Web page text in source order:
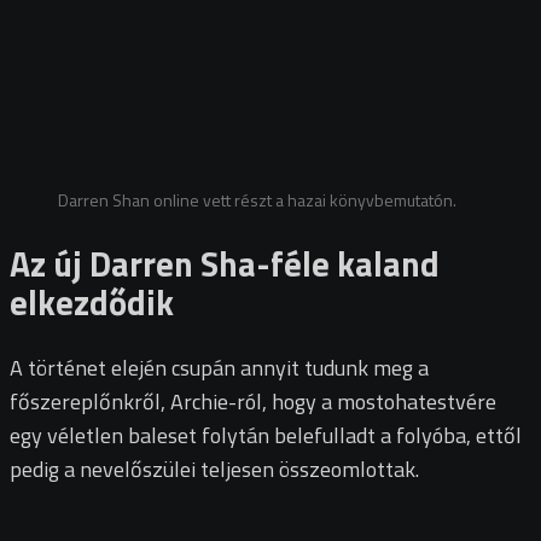
Darren Shan online vett részt a hazai könyvbemutatón.
Az új Darren Sha-féle kaland
elkezdődik
A történet elején csupán annyit tudunk meg a
főszereplőnkről, Archie-ról, hogy a mostohatestvére
egy véletlen baleset folytán belefulladt a folyóba, ettől
pedig a nevelőszülei teljesen összeomlottak.